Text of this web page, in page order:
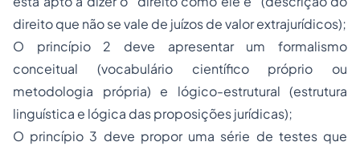
direito que não se vale de juízos de valor extrajurídicos);
O princípio 2 deve apresentar um formalismo
conceitual (vocabulário científico próprio ou
metodologia própria) e lógico-estrutural (estrutura
linguística e lógica das proposições jurídicas);
O princípio 3 deve propor uma série de testes que